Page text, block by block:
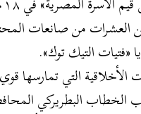
العشرات من صانعات
«فتيات التيك توك».
الأخلاقية التي تمارسها
الخطاب البطريركي